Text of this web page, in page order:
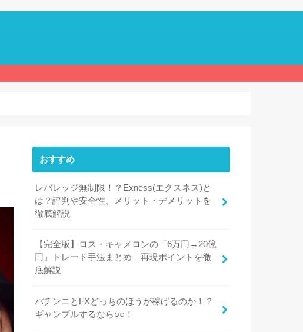
おすすめ
レバレッジ無制限！？Exness(エクスネス)と
は？評判や安全性、メリット・デメリットを
徹底解説
【完全版】ロス・キャメロンの「6万円→20億
円」トレード手法まとめ｜再現ポイントを徹
底解説
パチンコとFXどっちのほうが稼げるのか！？
ギャンブルするなら○○！